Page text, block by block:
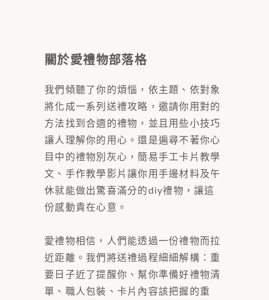
關於愛禮物部落格
我們傾聽了你的煩惱，依主題、依對象
將化成一系列送禮攻略，邀請你用對的
方法找到合適的禮物，並且用些小技巧
讓人理解你的用心。還是遍尋不著你心
目中的禮物別灰心，簡易手工卡片教學
文、手作教學影片讓你用手邊材料及午
休就能做出驚喜滿分的diy禮物，讓這
份感動貴在心意。
愛禮物相信，人們能透過一份禮物而拉
近距離。我們將送禮過程細細解構：重
要日子近了提醒你、幫你準備好禮物清
單、職人包裝、卡片內容該把握的重